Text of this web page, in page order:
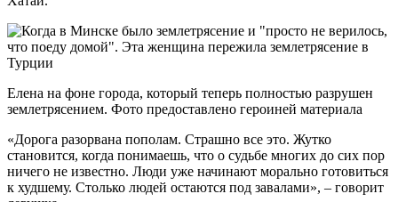
Елена на фоне города, который теперь полностью разрушен
землетрясением. Фото предоставлено героиней материала
«Дорога разорвана пополам. Страшно все это. Жутко
становится, когда понимаешь, что о судьбе многих до сих пор
ничего не известно. Люди уже начинают морально готовиться
к худшему. Столько людей остаются под завалами», – говорит